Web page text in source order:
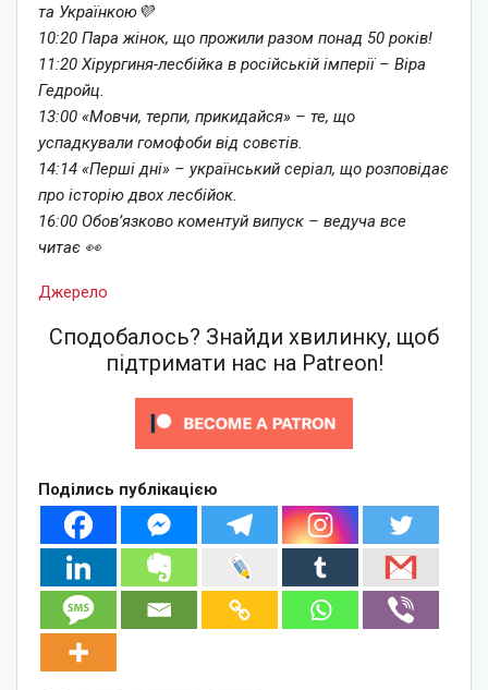
та Українкою💜
10:20 Пара жінок, що прожили разом понад 50 років!
11:20 Хірургиня-лесбійка в російській імперії – Віра
Гедройц.
13:00 «Мовчи, терпи, прикидайся» – те, що
успадкували гомофоби від совєтів.
14:14 «Перші дні» – український серіал, що розповідає
про історію двох лесбійок.
16:00 Обовʼязково коментуй випуск – ведуча все
читає 👀
Джерело
Сподобалось? Знайди хвилинку, щоб
підтримати нас на Patreon!
Поділись публікацією